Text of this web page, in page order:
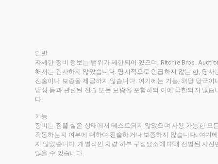
일반
자세한 장비 정보는 범위가 제한되어 있으며, Ritchie Bros.
해서는 검사하지 않았습니다. 명시적으로 언급하지 않는 한, 당
진술이나 보증을 제공하지 않습니다. 여기에는 기능, 해당 당국
업성 등과 관련된 진술 또는 보증을 포함하되 이에 국한되지 않
다.
기능
장비는 짐을 실은 상태에서 테스트되지 않았으며 사용 가능한
작동하는지 여부에 대하여 진술하거나 보증하지 않습니다. 여기
지 않았습니다. 개별적인 차량 하부 구성요소에 대해 선별된 사
않을 수 있습니다.